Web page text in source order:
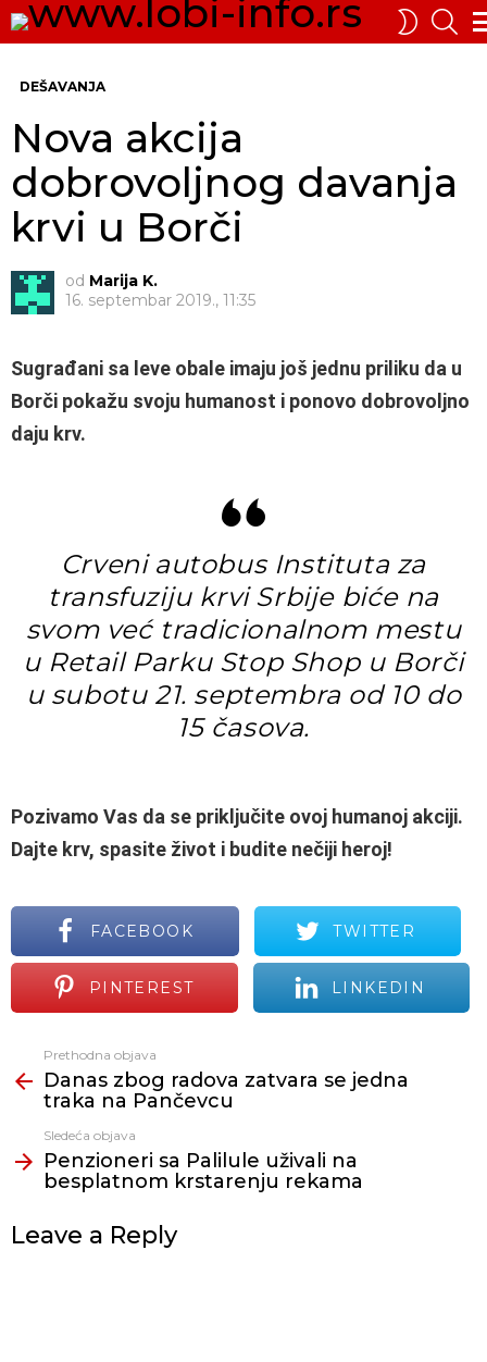
SWITCH
SKIN
DEŠAVANJA
Nova akcija
dobrovoljnog davanja
krvi u Borči
od Marija K.
16. septembar 2019., 11:35
Sugrađani sa leve obale imaju još jednu priliku da u
Borči pokažu svoju humanost i ponovo dobrovoljno
daju krv.
Crveni autobus Instituta za
transfuziju krvi Srbije biće na
svom već tradicionalnom mestu
u Retail Parku Stop Shop u Borči
u subotu 21. septembra od 10 do
15 časova.
Pozivamo Vas da se priključite ovoj humanoj akciji.
Dajte krv, spasite život i budite nečiji heroj!
FACEBOOK TWITTER
PINTEREST LINKEDIN
još
Prethodna objava
Danas zbog radova zatvara se jedna
traka na Pančevcu
Sledeća objava
Penzioneri sa Palilule uživali na
besplatnom krstarenju rekama
Leave a Reply